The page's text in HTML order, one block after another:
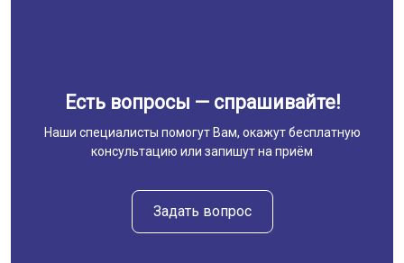
Есть вопросы — спрашивайте!
Наши специалисты помогут Вам, окажут бесплатную
консультацию или запишут на приём
Задать вопрос